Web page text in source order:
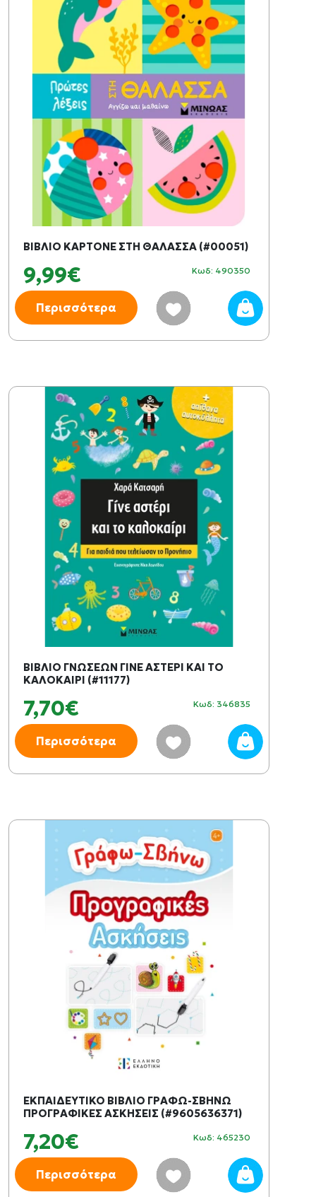
ΒΙΒΛΙΟ ΚΑΡΤΟΝΕ ΣΤΗ ΘΑΛΑΣΣΑ (#00051)
9,99€ Κωδ: 490350
Περισσότερα
ΒΙΒΛΙΟ ΓΝΩΣΕΩΝ ΓΙΝΕ ΑΣΤΕΡΙ ΚΑΙ ΤΟ
ΚΑΛΟΚΑΙΡΙ (#11177)
7,70€ Κωδ: 346835
Περισσότερα
ΕΚΠΑΙΔΕΥΤΙΚΟ ΒΙΒΛΙΟ ΓΡΑΦΩ-ΣΒΗΝΩ
ΠΡΟΓΡΑΦΙΚΕΣ ΑΣΚΗΣΕΙΣ (#9605636371)
7,20€ Κωδ: 465230
Περισσότερα